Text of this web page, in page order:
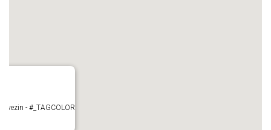
- #_TAGCOLOR